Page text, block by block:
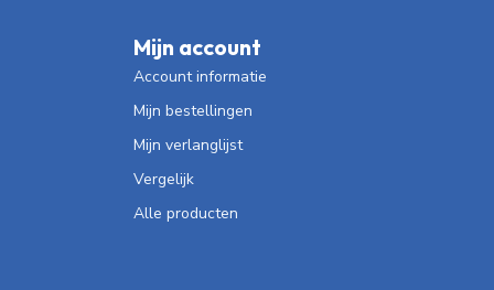
Mijn account
Account informatie
Mijn bestellingen
Mijn verlanglijst
Vergelijk
Alle producten